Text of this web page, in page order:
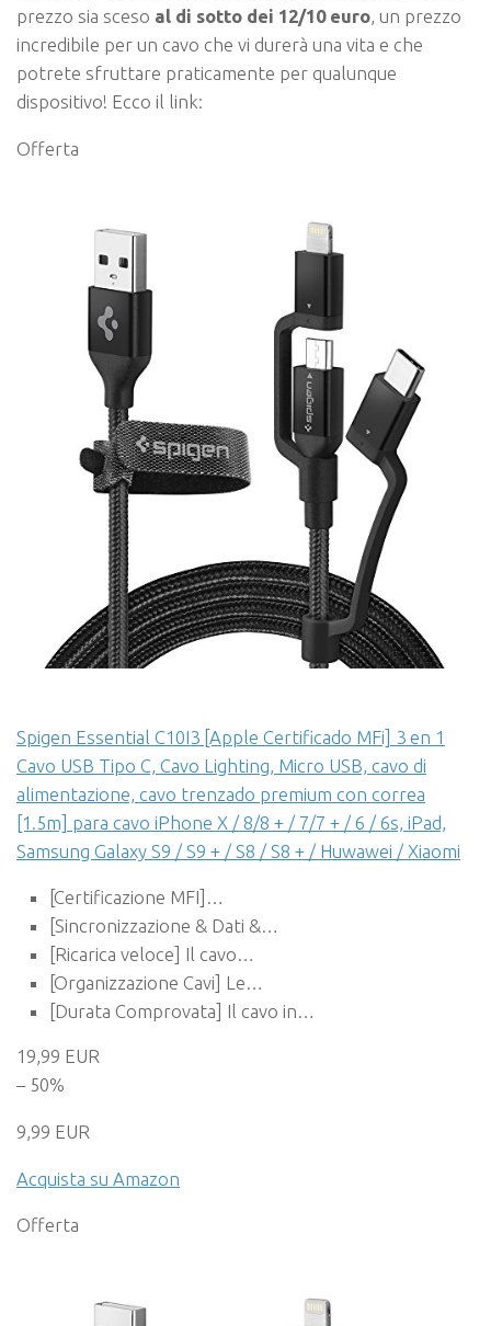
prezzo sia sceso al di sotto dei 12/10 euro, un prezzo
incredibile per un cavo che vi durerà una vita e che
potrete sfruttare praticamente per qualunque
dispositivo! Ecco il link:
Offerta
Spigen Essential C10I3 [Apple Certificado MFi] 3 en 1
Cavo USB Tipo C, Cavo Lighting, Micro USB, cavo di
alimentazione, cavo trenzado premium con correa
[1.5m] para cavo iPhone X / 8/8 + / 7/7 + / 6 / 6s, iPad,
Samsung Galaxy S9 / S9 + / S8 / S8 + / Huwawei / Xiaomi
[Certificazione MFI]…
[Sincronizzazione & Dati &…
[Ricarica veloce] Il cavo…
[Organizzazione Cavi] Le…
[Durata Comprovata] Il cavo in…
19,99 EUR
– 50%
9,99 EUR
Acquista su Amazon
Offerta